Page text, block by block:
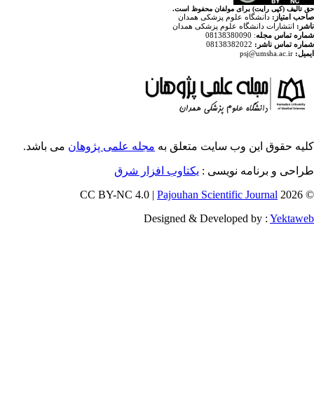
محفوظ است.
همدان
پزشکی همدان
متعلق به مجله علمی پژوهان می باشد.
:یکتاوب افزار شرق
Pajouhan
Designed &